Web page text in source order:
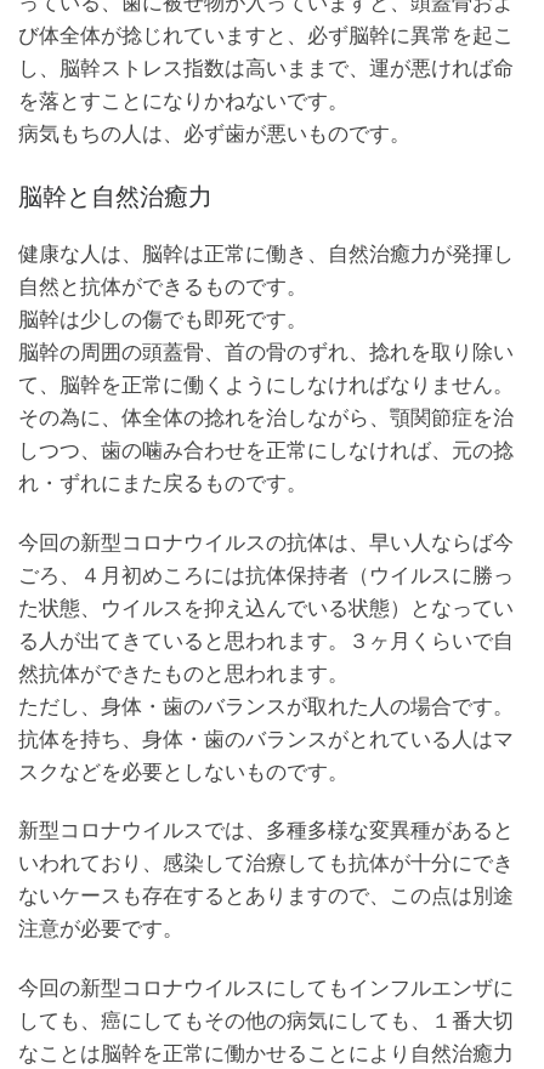
び体全体が捻じれていますと、必ず脳幹に異常を起こ
し、脳幹ストレス指数は高いままで、運が悪ければ命
を落とすことになりかねないです。
病気もちの人は、必ず歯が悪いものです。
脳幹と自然治癒力
健康な人は、脳幹は正常に働き、自然治癒力が発揮し
自然と抗体ができるものです。
脳幹は少しの傷でも即死です。
脳幹の周囲の頭蓋骨、首の骨のずれ、捻れを取り除い
て、脳幹を正常に働くようにしなければなりません。
その為に、体全体の捻れを治しながら、顎関節症を治
しつつ、歯の噛み合わせを正常にしなければ、元の捻
れ・ずれにまた戻るものです。
今回の新型コロナウイルスの抗体は、早い人ならば今
ごろ、４月初めころには抗体保持者（ウイルスに勝っ
た状態、ウイルスを抑え込んでいる状態）となってい
る人が出てきていると思われます。３ヶ月くらいで自
然抗体ができたものと思われます。
ただし、身体・歯のバランスが取れた人の場合です。
抗体を持ち、身体・歯のバランスがとれている人はマ
スクなどを必要としないものです。
新型コロナウイルスでは、多種多様な変異種があると
いわれており、感染して治療しても抗体が十分にでき
ないケースも存在するとありますので、この点は別途
注意が必要です。
今回の新型コロナウイルスにしてもインフルエンザに
しても、癌にしてもその他の病気にしても、１番大切
なことは脳幹を正常に働かせることにより自然治癒力